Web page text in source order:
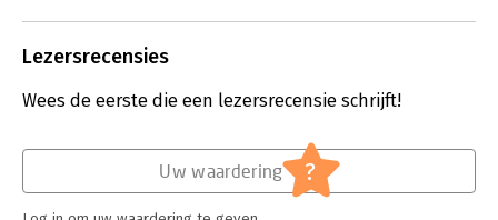
Lezersrecensies
Wees de eerste die een lezersrecensie schrijft!
Uw waardering ?